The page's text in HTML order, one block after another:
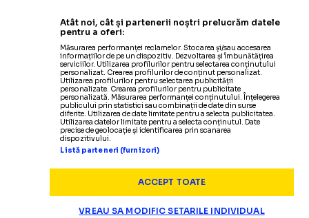
Atât noi, cât și partenerii noștri prelucrăm datele
pentru a oferi:
Măsurarea performanței reclamelor. Stocarea și/sau accesarea
informațiilor de pe un dispozitiv. Dezvoltarea și îmbunătățirea
serviciilor. Utilizarea profilurilor pentru selectarea conținutului
personalizat. Crearea profilurilor de conținut personalizat.
Utilizarea profilurilor pentru selectarea publicității
personalizate. Crearea profilurilor pentru publicitate
personalizată. Măsurarea performanței conținutului. Înțelegerea
publicului prin statistici sau combinații de date din surse
diferite. Utilizarea de date limitate pentru a selecta publicitatea.
Utilizarea datelor limitate pentru a selecta conținutul. Date
precise de geolocație și identificarea prin scanarea
dispozitivului.
Listă parteneri (furnizori)
ACCEPT TOATE
VREAU SA MODIFIC SETARILE INDIVIDUAL